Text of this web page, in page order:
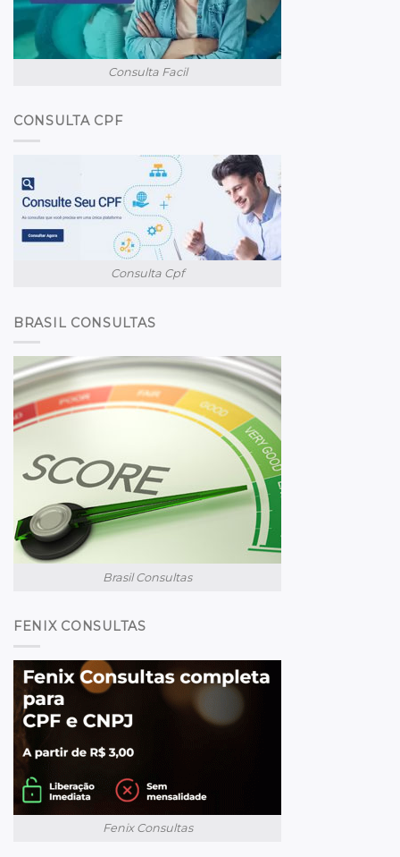
Consulta Facil
CONSULTA CPF
Consulta Cpf
BRASIL CONSULTAS
Brasil Consultas
FENIX CONSULTAS
Fenix Consultas